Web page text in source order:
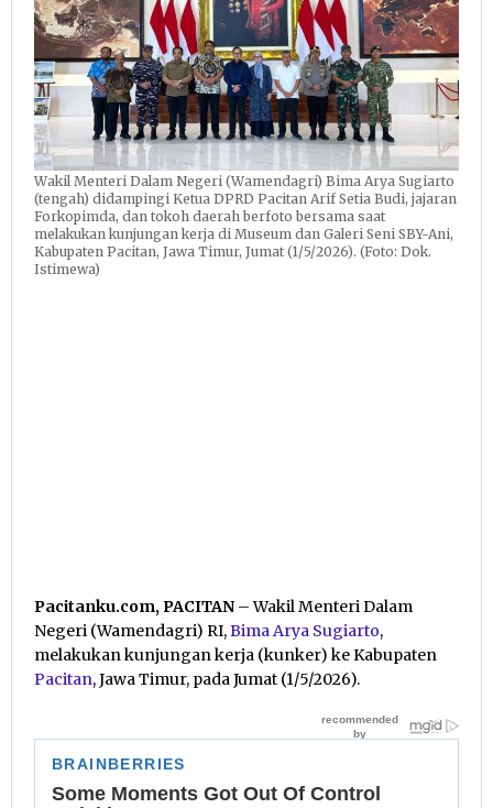
Bupati
Wakil Menteri Dalam Negeri (Wamendagri) Bima Arya Sugiarto
(tengah) didampingi Ketua DPRD Pacitan Arif Setia Budi, jajaran
Forkopimda, dan tokoh daerah berfoto bersama saat
melakukan kunjungan kerja di Museum dan Galeri Seni SBY-Ani,
Kabupaten Pacitan, Jawa Timur, Jumat (1/5/2026). (Foto: Dok.
Istimewa)
Pacitanku.com, PACITAN – Wakil Menteri Dalam
Negeri (Wamendagri) RI,Bima Arya Sugiarto,
melakukan kunjungan kerja (kunker) ke Kabupaten
Pacitan, Jawa Timur, pada Jumat (1/5/2026).